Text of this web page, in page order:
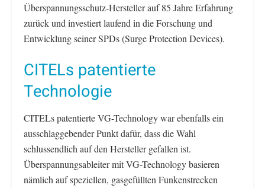
Überspannungsschutz-Hersteller auf 85 Jahre Erfahrung
zurück und investiert laufend in die Forschung und
Entwicklung seiner SPDs (Surge Protection Devices).
CITELs patentierte
Technologie
CITELs patentierte VG-Technology war ebenfalls ein
ausschlaggebender Punkt dafür, dass die Wahl
schlussendlich auf den Hersteller gefallen ist.
Überspannungsableiter mit VG-Technology basieren
nämlich auf speziellen, gasgefüllten Funkenstrecken